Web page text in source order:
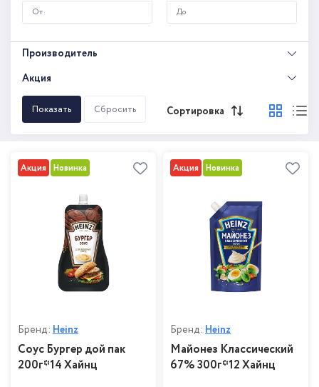
Сортировка
Акция Новинка
Бренд: Heinz
Соус Бургер дой пак
200г*14 Хайнц
Акция Новинка
Бренд: Heinz
Майонез Классический
67% 300г*12 Хайнц
Производитель
Акция